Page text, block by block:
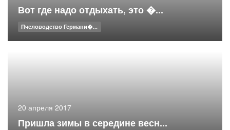
Вот где надо отдыхать, это �...
Пчеловодство Германи�...
20 апреля 2017
Пришла зимы в середине весн...